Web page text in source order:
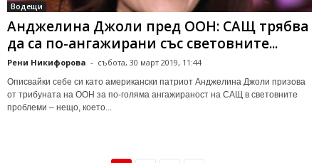
Водещи
Анджелина Джоли пред ООН: САЩ трябва
да са по-ангажирани със световните...
Рени Никифорова - събота, 30 март 2019, 11:44
Описвайки себе си като американски патриот Анджелина Джоли призова
от трибуната на ООН за по-голяма ангажираност на САЩ в световните
проблеми – нещо, което...